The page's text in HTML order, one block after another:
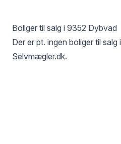
Boliger til salg i 9352 Dybvad
Der er pt. ingen boliger til salg i
Selvmægler.dk.